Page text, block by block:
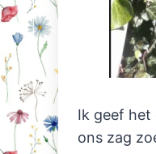
Ik geef het
ons zag